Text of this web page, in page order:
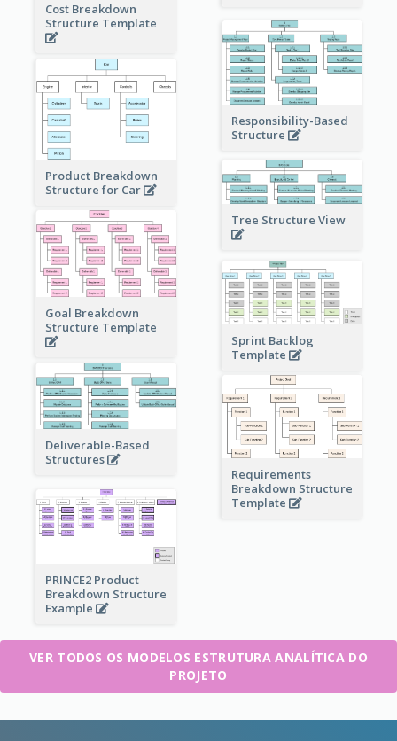
Cost Breakdown
Structure Template
Responsibility-Based
Structure
Product Breakdown
Structure for Car
Tree Structure View
Goal Breakdown
Structure Template
Sprint Backlog
Template
Deliverable-Based
Structures
Requirements
Breakdown Structure
Template
PRINCE2 Product
Breakdown Structure
Example
VER TODOS OS MODELOS ESTRUTURA ANALÍTICA DO
PROJETO